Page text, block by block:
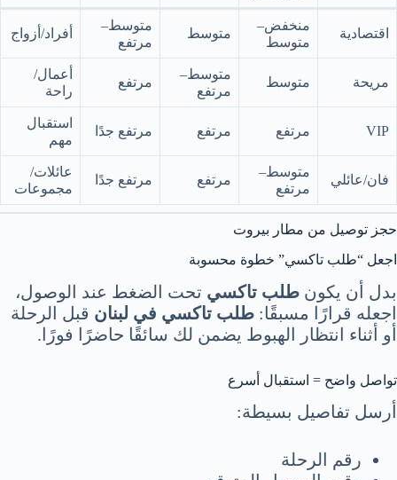
اقتصادية
منخفض–
متوسط
متوسط
متوسط–
مرتفع
أفراد/أزواج
مريحة متوسط
متوسط–
مرتفع
مرتفع
أعمال/
راحة
VIP مرتفع مرتفع مرتفع جدًا
استقبال
مهم
فان/عائلي
متوسط–
مرتفع
مرتفع مرتفع جدًا
عائلات/
مجموعات
حجز توصيل من مطار بيروت
اجعل “طلب تاكسي” خطوة محسوبة
بدل أن يكون طلب تاكسي تحت الضغط عند الوصول،
اجعله قرارًا مسبقًا: طلب تاكسي في لبنان قبل الرحلة
أو أثناء انتظار الهبوط يضمن لك سائقًا حاضرًا فورًا.
تواصل واضح = استقبال أسرع
أرسل تفاصيل بسيطة:
رقم الرحلة